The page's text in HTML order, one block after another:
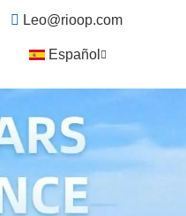
Leo@rioop.com
Español